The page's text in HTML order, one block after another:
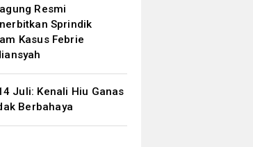
Resmi
Sprindik
Kasus Febrie
Juli: Kenali Hiu Ganas
Berbahaya